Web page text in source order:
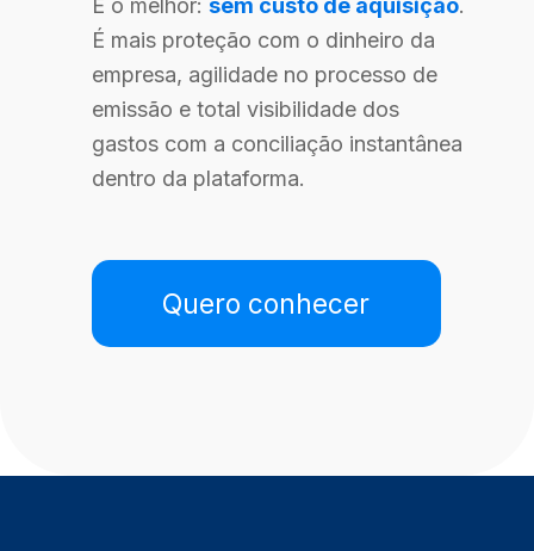
E o melhor: sem custo de aquisição.
É mais proteção com o dinheiro da
empresa, agilidade no processo de
emissão e total visibilidade dos
gastos com a conciliação instantânea
dentro da plataforma.
Quero conhecer